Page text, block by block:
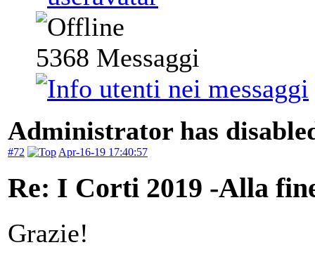
5368 Messaggi
Administrator has
#72 Apr-16-19 17:40:57
Re: I Corti 2019 -Alla
Grazie!